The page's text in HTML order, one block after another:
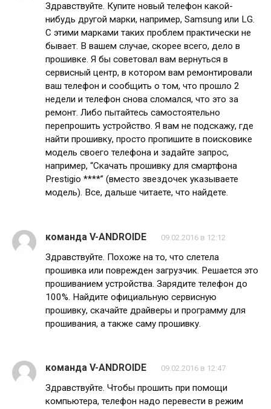
Здравствуйте. Купите новый телефон какой-
нибудь другой марки, например, Samsung или LG.
С этими марками таких проблем практически не
бывает. В вашем случае, скорее всего, дело в
прошивке. Я бы советовал вам вернуться в
сервисный центр, в котором вам ремонтировали
ваш телефон и сообщить о том, что прошло 2
недели и телефон снова сломался, что это за
ремонт. Либо пытайтесь самостоятельно
перепрошить устройство. Я вам не подскажу, где
найти прошивку, просто пропишите в поисковике
модель своего телефона и задайте запрос,
например, “Скачать прошивку для смартфона
Prestigio ****” (вместо звездочек указываете
модель). Все, дальше читаете, что найдете.
команда V-ANDROIDE 09.02.2016 в 12:12
Здравствуйте. Похоже на то, что слетела
прошивка или поврежден загрузчик. Решается это
прошиванием устройства. Зарядите телефон до
100%. Найдите официальную сервисную
прошивку, скачайте драйверы и программу для
прошивания, а также саму прошивку.
команда V-ANDROIDE 09.02.2016 в 12:47
Здравствуйте. Чтобы прошить при помощи
компьютера, телефон надо перевести в режим